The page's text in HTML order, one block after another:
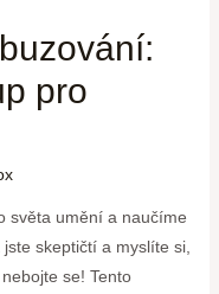
pro
světa umění a naučíme
skeptičtí a myslíte si,
se! Tento